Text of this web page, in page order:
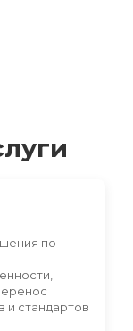
по
и стандартов